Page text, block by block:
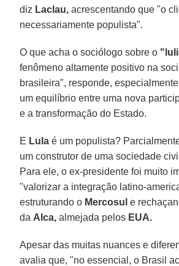
diz Laclau, acrescentando que "o
necessariamente populista".
O que acha o sociólogo sobre o
fenômeno altamente positivo na
brasileira", responde,
um equilíbrio entre uma nova
e a transformação do Estado.
E Lula é um populista?
um construtor de uma sociedade
Para ele, o ex-presidente foi muito
"valorizar a integração latino-
estruturando o Mercosul e
da Alca, almejada pelos EUA.
Apesar das muitas nuances e
avalia que, "no essencial, o Brasil